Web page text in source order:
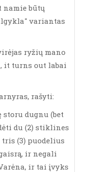
namie būtų
variantas
ryžių mano
it turns out labai
rašyti:
dugnu (bet
du (2) stiklines
(3) puodelius
ir negali
ir tai įvyks